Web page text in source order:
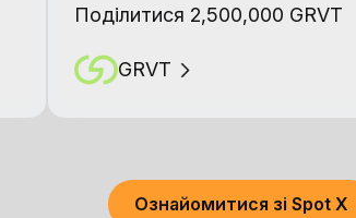
Поділитися 2,500,000 GRVT
GRVT
Ознайомитися зі Spot X